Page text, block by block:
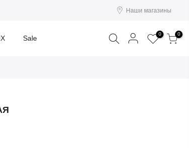
Наши магазины
Sale Поиск 0 0